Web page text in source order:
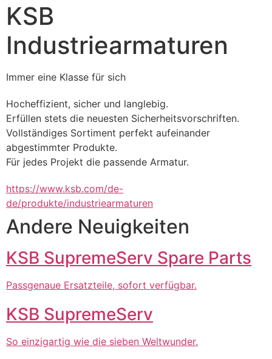
KSB
Industriearmaturen
Immer eine Klasse für sich
Hocheffizient, sicher und langlebig.
Erfüllen stets die neuesten Sicherheitsvorschriften.
Vollständiges Sortiment perfekt aufeinander
abgestimmter Produkte.
Für jedes Projekt die passende Armatur.
https://www.ksb.com/de-
de/produkte/industriearmaturen
Andere Neuigkeiten
KSB SupremeServ Spare Parts
Passgenaue Ersatzteile, sofort verfügbar.
KSB SupremeServ
So einzigartig wie die sieben Weltwunder.